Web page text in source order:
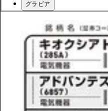
グラビア